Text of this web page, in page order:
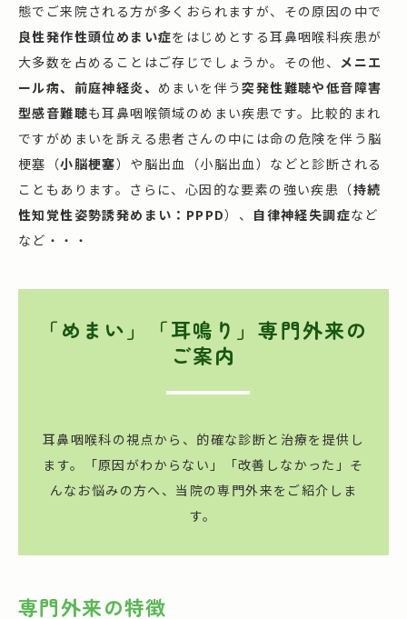
態でご来院される方が多くおられますが、その原因の中で
良性発作性頭位めまい症をはじめとする耳鼻咽喉科疾患が
大多数を占めることはご存じでしょうか。その他、 メニエ
ール病、前庭神経炎、 めまいを伴う突発性難聴や低音障害
型感音難聴も耳鼻咽喉領域のめまい疾患です。比較的まれ
ですがめまいを訴える患者さんの中には命の危険を伴う脳
梗塞（小脳梗塞）や脳出血（小脳出血）などと診断される
こともあります。さらに、心因的な要素の強い疾患（持続
性知覚性姿勢誘発めまい：PPPD）、 自律神経失調症など
など・・・
「めまい」「耳鳴り」専門外来の
ご案内
耳鼻咽喉科の視点から、的確な診断と治療を提供し
ます。
「原因がわからない」「改善しなかった」 そ
んなお悩みの方へ、当院の専門外来をご紹介しま
す。
専門外来の特徴